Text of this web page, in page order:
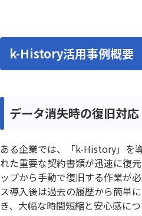
k-History活用事例概要
データ消失時の復旧対応
ある企業では、「k-History」を
れた重要な契約書類が迅速に復
ップから手動で復旧する作業が
ス導入後は過去の履歴から簡単
き、大幅な時間短縮と安心感につ